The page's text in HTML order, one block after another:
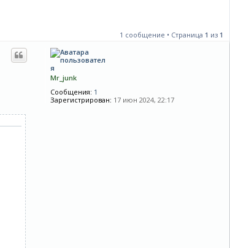
1 сообщение • Страница 1 из 1
Mr_junk
Сообщения: 1
Зарегистрирован: 17 июн 2024, 22:17